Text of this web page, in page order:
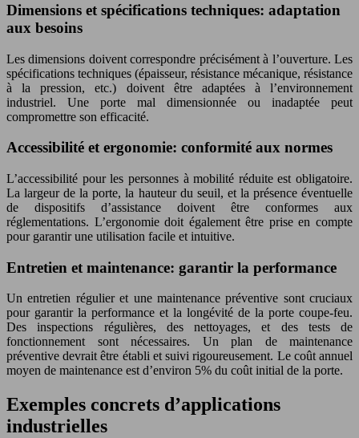
Dimensions et spécifications techniques: adaptation
aux besoins
Les dimensions doivent correspondre précisément à l’ouverture. Les
spécifications techniques (épaisseur, résistance mécanique, résistance
à la pression, etc.) doivent être adaptées à l’environnement
industriel. Une porte mal dimensionnée ou inadaptée peut
compromettre son efficacité.
Accessibilité et ergonomie: conformité aux normes
L’accessibilité pour les personnes à mobilité réduite est obligatoire.
La largeur de la porte, la hauteur du seuil, et la présence éventuelle
de dispositifs d’assistance doivent être conformes aux
réglementations. L’ergonomie doit également être prise en compte
pour garantir une utilisation facile et intuitive.
Entretien et maintenance: garantir la performance
Un entretien régulier et une maintenance préventive sont cruciaux
pour garantir la performance et la longévité de la porte coupe-feu.
Des inspections régulières, des nettoyages, et des tests de
fonctionnement sont nécessaires. Un plan de maintenance
préventive devrait être établi et suivi rigoureusement. Le coût annuel
moyen de maintenance est d’environ 5% du coût initial de la porte.
Exemples concrets d’applications
industrielles